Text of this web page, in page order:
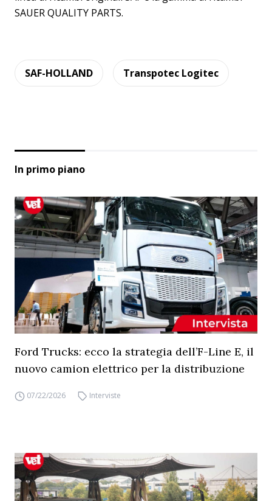
SAUER QUALITY PARTS.
SAF-HOLLAND Transpotec Logitec
In primo piano
Ford Trucks: ecco la strategia dell’F-Line E, il
nuovo camion elettrico per la distribuzione
07/22/2026 Interviste